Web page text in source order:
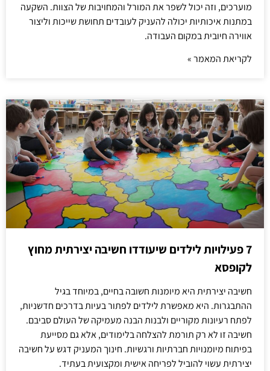
מוערכים, וזה יכול לשפר את המורל והמחויבות של הצוות. השקעה
במתנות איכותיות יכולה להעניק לעובדים תחושת שייכות וליצור
אווירה חיובית במקום העבודה.
לקריאת המאמר »
7 פעילויות לילדים שיעודדו חשיבה יצירתית מחוץ
לקופסא
חשיבה יצירתית היא מיומנות חשובה בחיים, במיוחד בגיל
ההתבגרות. היא מאפשרת לילדים לפתור בעיות בדרכים חדשניות,
לפתח רעיונות מקוריים ולבנות הבנה מעמיקה של העולם סביבם.
חשיבה זו לא רק תורמת להצלחה בלימודים, אלא גם מסייעת
בפיתוח מיומנויות חברתיות ורגשיות. חינוך המעניק דגש על חשיבה
יצירתית עשוי להוביל לפריחה אישית ומקצועית בעתיד.